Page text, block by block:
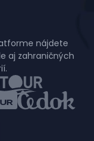
nájdete
aj zahraničných